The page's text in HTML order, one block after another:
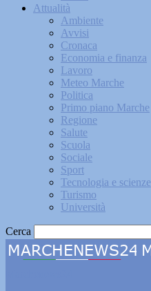
Attualità
Ambiente
Avvisi
Cronaca
Economia e finanza
Lavoro
Meteo Marche
Politica
Primo piano Marche
Regione
Salute
Scuola
Sociale
Sport
Tecnologia e scienze
Turismo
Università
Cerca